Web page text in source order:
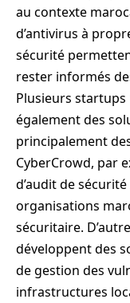
au contexte
d’antivirus à
sécurité
rester informés
Plusieurs
également des
principalement
CyberCrowd, par
d’audit de
organisations
sécuritaire.
développent des
de gestion des
infrastructures